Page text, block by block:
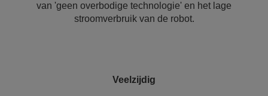
van 'geen overbodige technologie' en het lage
stroomverbruik van de robot.
Veelzijdig